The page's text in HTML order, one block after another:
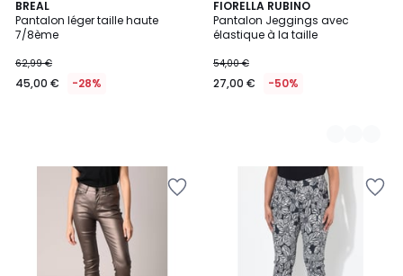
BREAL
Pantalon léger taille haute
7/8ème
62,99 €
45,00 € -28%
FIORELLA RUBINO
Pantalon Jeggings avec
élastique à la taille
54,00 €
27,00 € -50%
2
Couleurs